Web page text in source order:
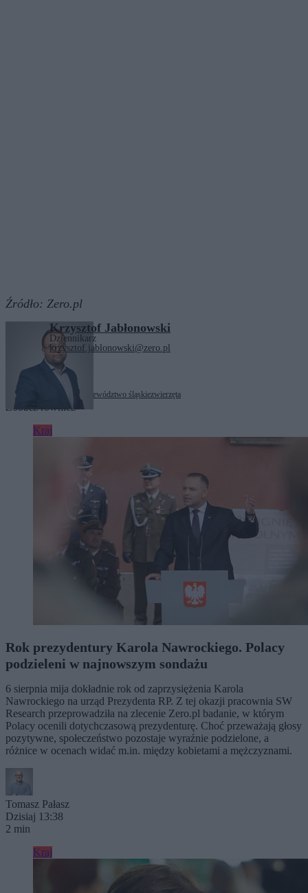
Źródło: Zero.pl
Krzysztof Jabłonowski
Dziennikarz
krzysztof.jablonowski@zero.pl
Tagi: Policja województwo śląskiezwierzęta
Zobacz również
Kraj
Rok prezydentury Karola Nawrockiego. Polacy
podzieleni w najnowszym sondażu
6 sierpnia mija dokładnie rok od zaprzysiężenia Karola
Nawrockiego na urząd Prezydenta RP. Z tej okazji pracownia SW
Research przeprowadziła na zlecenie Zero.pl badanie, w którym
Polacy ocenili dotychczasową prezydenturę. Choć przeważają głosy
pozytywne, społeczeństwo pozostaje wyraźnie podzielone, a
różnice w ocenach widać m.in. między kobietami a mężczyznami.
Tomasz Pałasz
Dzisiaj 13:38
2 min
Kraj